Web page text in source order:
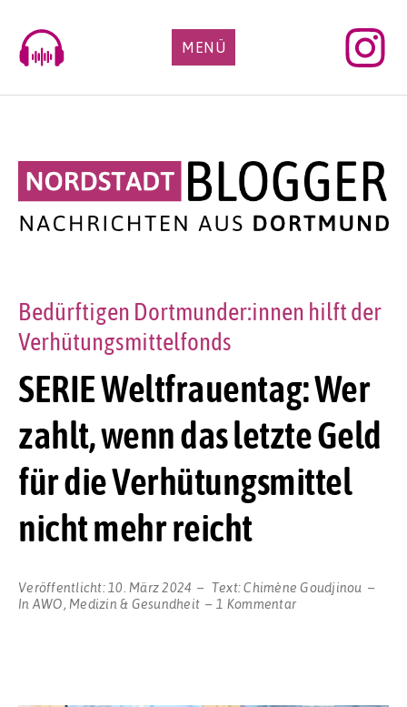
content
MENÜ
SERIE Weltfrauentag: Wer
zahlt, wenn das letzte Geld
für die Verhütungsmittel
nicht mehr reicht
Bedürftigen Dortmunder:innen hilft der
Verhütungsmittelfonds
Veröffentlicht: 10. März 2024 Text:Chimène Goudjinou
In AWO, Medizin & Gesundheit 1 Kommentarzu